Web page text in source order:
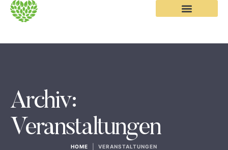
Archiv:
Veranstaltungen
HOME VERANSTALTUNGEN